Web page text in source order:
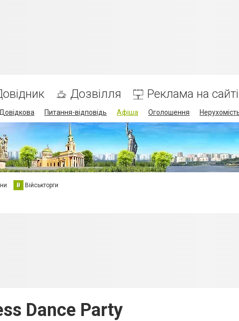
Дозвілля Реклама на сайті
Довідкова Питання-відповідь Афіша Оголошення
В Військторги
Dance Party